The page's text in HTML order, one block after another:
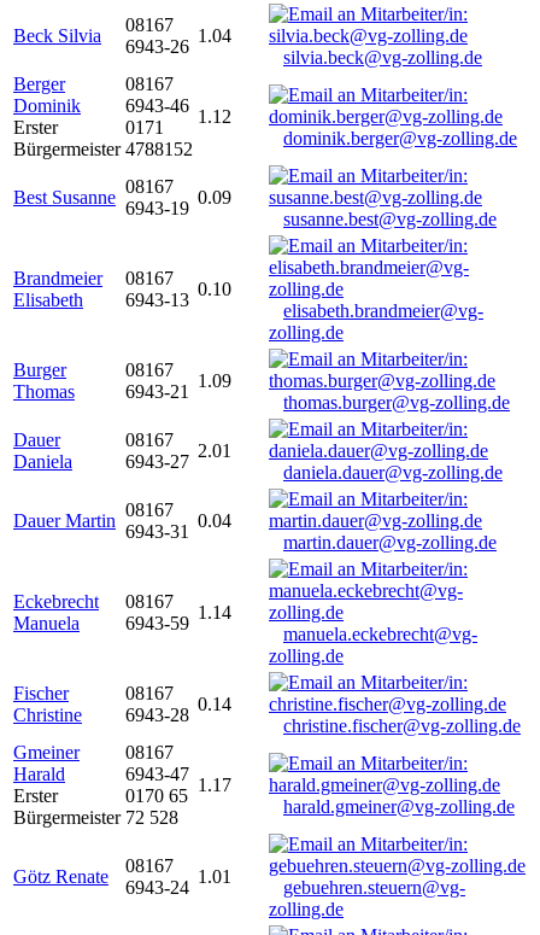
Beck Silvia
08167
6943-26
1.04
silvia.beck@vg-zolling.de
Berger
Dominik
Erster
Bürgermeister
08167
6943-46
0171
4788152
1.12
dominik.berger@vg-zolling.de
Best Susanne
08167
6943-19
0.09
susanne.best@vg-zolling.de
Brandmeier
Elisabeth
08167
6943-13
0.10
elisabeth.brandmeier@vg-
zolling.de
Burger
Thomas
08167
6943-21
1.09
thomas.burger@vg-zolling.de
Dauer
Daniela
08167
6943-27
2.01
daniela.dauer@vg-zolling.de
Dauer Martin
08167
6943-31
0.04
martin.dauer@vg-zolling.de
Eckebrecht
Manuela
08167
6943-59
1.14
manuela.eckebrecht@vg-
zolling.de
Fischer
Christine
08167
6943-28
0.14
christine.fischer@vg-zolling.de
Gmeiner
Harald
Erster
Bürgermeister
08167
6943-47
0170 65
72 528
1.17
harald.gmeiner@vg-zolling.de
Götz Renate
08167
6943-24
1.01
gebuehren.steuern@vg-
zolling.de